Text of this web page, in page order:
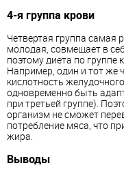
4-я группа крови
Четвертая группа самая
молодая, совмещает в
поэтому диета по группе
Например, один и тот же
кислотность
одновременно быть
при третьей группе).
организм не сможет
потребление мяса, что
жира.
Выводы